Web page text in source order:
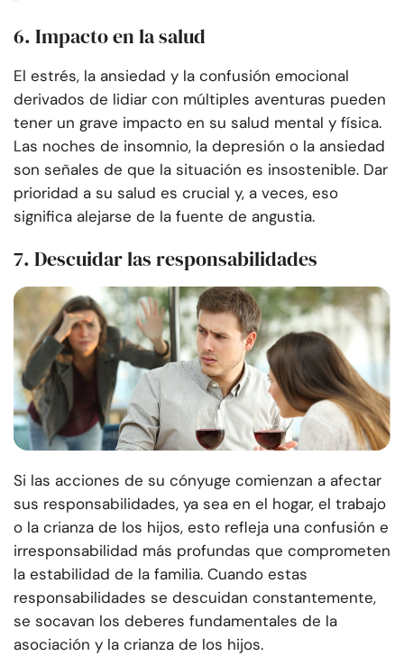
6. Impacto en la salud
El estrés, la ansiedad y la confusión emocional
derivados de lidiar con múltiples aventuras pueden
tener un grave impacto en su salud mental y física.
Las noches de insomnio, la depresión o la ansiedad
son señales de que la situación es insostenible. Dar
prioridad a su salud es crucial y, a veces, eso
significa alejarse de la fuente de angustia.
7. Descuidar las responsabilidades
Si las acciones de su cónyuge comienzan a afectar
sus responsabilidades, ya sea en el hogar, el trabajo
o la crianza de los hijos, esto refleja una confusión e
irresponsabilidad más profundas que comprometen
la estabilidad de la familia. Cuando estas
responsabilidades se descuidan constantemente,
se socavan los deberes fundamentales de la
asociación y la crianza de los hijos.